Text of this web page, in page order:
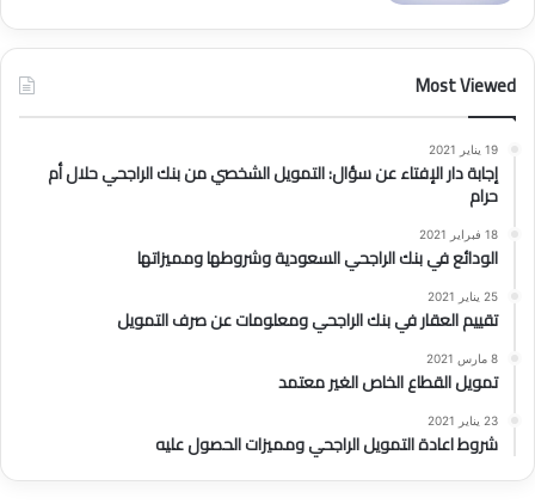
Most Viewed
19 يناير 2021
إجابة دار الإفتاء عن سؤال: التمويل الشخصي من بنك الراجحي حلال أم
حرام
18 فبراير 2021
الودائع في بنك الراجحي السعودية وشروطها ومميزاتها
25 يناير 2021
تقييم العقار في بنك الراجحي ومعلومات عن صرف التمويل
8 مارس 2021
تمويل القطاع الخاص الغير معتمد
23 يناير 2021
شروط اعادة التمويل الراجحي ومميزات الحصول عليه